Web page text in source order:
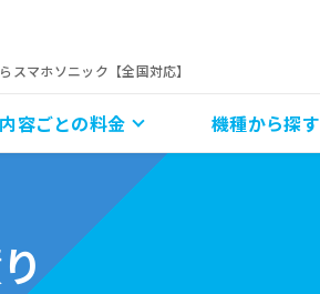
マホソニック【全国対応】
容ごとの料金 機種から探す